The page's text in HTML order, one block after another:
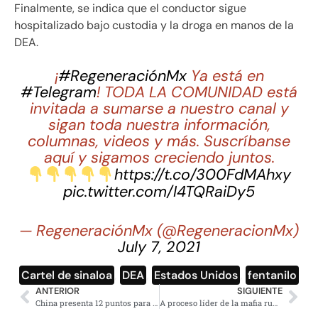
Finalmente, se indica que el conductor sigue
hospitalizado bajo custodia y la droga en manos de la
DEA.
¡#RegeneraciónMxYa está en
#Telegram! TODA LA COMUNIDAD está
invitada a sumarse a nuestro canal y
sigan toda nuestra información,
columnas, videos y más. Suscríbanse
aquí y sigamos creciendo juntos.
https://t.co/300FdMAhxy
pic.twitter.com/I4TQRaiDy5
— RegeneraciónMx (@RegeneracionMx)
July 7, 2021
Cartel de sinaloa DEA Estados Unidos fentanilo
ANTERIOR
China presenta 12 puntos para detener la guerra en Ucrania
SIGUIENTE
A proceso líder de la mafia rumana que clonaba tarjetas, robó 70 millones